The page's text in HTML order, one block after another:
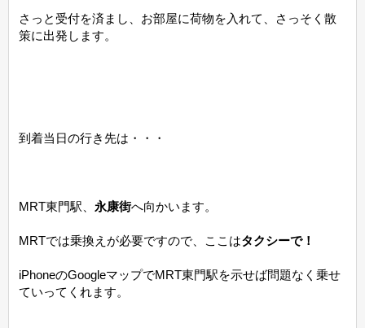
さっと受付を済まし、お部屋に荷物を入れて、さっそく散
策に出発します。
到着当日の行き先は・・・
MRT東門駅、 永康街へ向かいます。
MRTでは乗換えが必要ですので、ここはタクシーで！
iPhoneのGoogleマップでMRT東門駅を示せば問題なく乗せ
ていってくれます。